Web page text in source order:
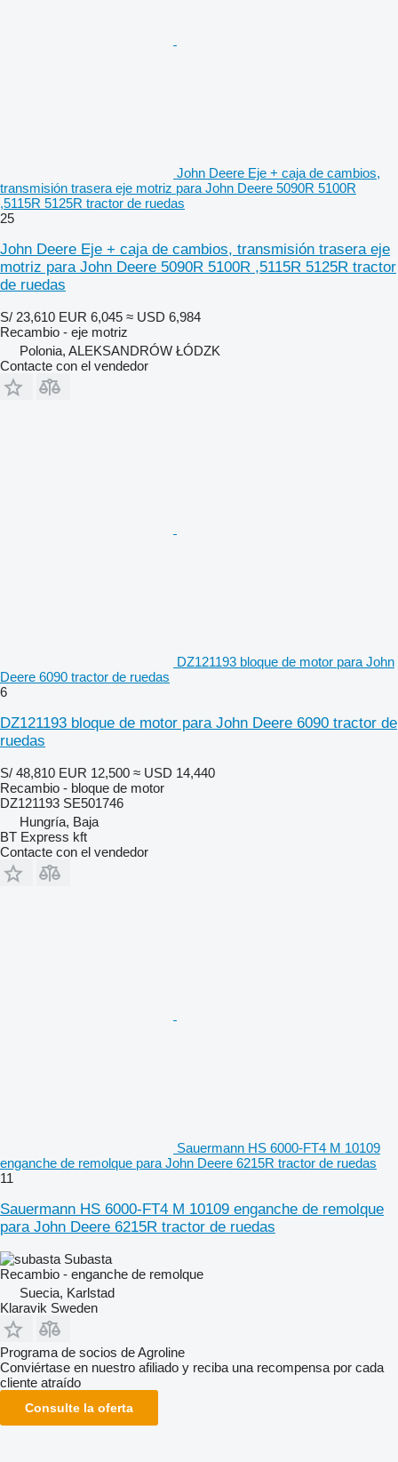
John Deere Eje + caja de cambios,
transmisión trasera eje motriz para John Deere 5090R 5100R
,5115R 5125R tractor de ruedas
25
John Deere Eje + caja de cambios, transmisión trasera eje
motriz para John Deere 5090R 5100R ,5115R 5125R tractor
de ruedas
S/ 23,610 EUR 6,045 ≈ USD 6,984
Recambio - eje motriz
Polonia, ALEKSANDRÓW ŁÓDZK
Contacte con el vendedor
DZ121193 bloque de motor para John
Deere 6090 tractor de ruedas
6
DZ121193 bloque de motor para John Deere 6090 tractor de
ruedas
S/ 48,810 EUR 12,500 ≈ USD 14,440
Recambio - bloque de motor
DZ121193 SE501746
Hungría, Baja
BT Express kft
Contacte con el vendedor
Sauermann HS 6000-FT4 M 10109
enganche de remolque para John Deere 6215R tractor de ruedas
11
Sauermann HS 6000-FT4 M 10109 enganche de remolque
para John Deere 6215R tractor de ruedas
Subasta
Recambio - enganche de remolque
Suecia, Karlstad
Klaravik Sweden
Programa de socios de Agroline
Conviértase en nuestro afiliado y reciba una recompensa por cada
cliente atraído
Consulte la oferta